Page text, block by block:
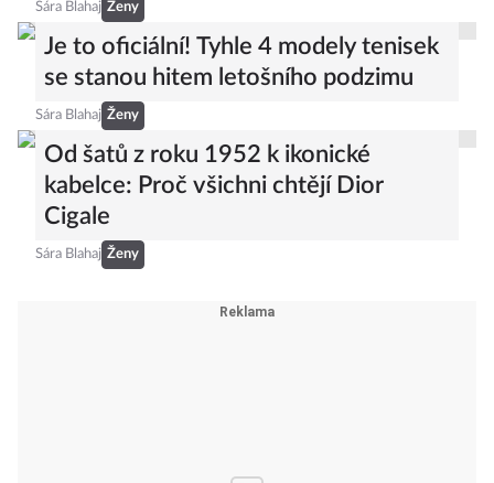
Sára Blahaj Ženy
Je to oficiální! Tyhle 4 modely tenisek
se stanou hitem letošního podzimu
Sára Blahaj Ženy
Od šatů z roku 1952 k ikonické
kabelce: Proč všichni chtějí Dior
Cigale
Sára Blahaj Ženy